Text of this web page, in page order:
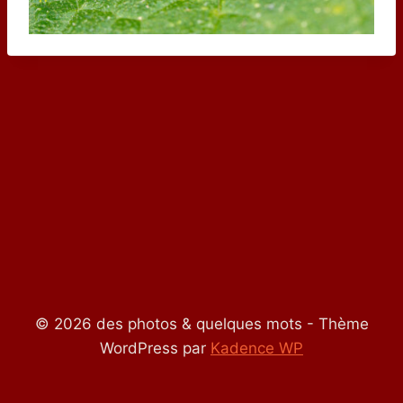
© 2026 des photos & quelques mots - Thème
WordPress par Kadence WP